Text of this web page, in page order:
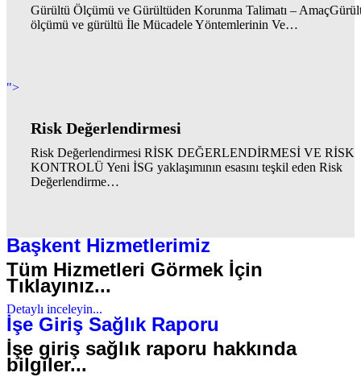
Gürültü Ölçümü ve Gürültüden Korunma Talimatı –
ölçümü ve gürültü İle Mücadele Yöntemlerinin Ve…
">
Risk Değerlendirmesi
Risk Değerlendirmesi RİSK DEĞERLENDİRMESİ VE RİSK
KONTROLÜ Yeni İSG yaklaşımının esasını teşkil eden Risk
Değerlendirme…
Başkent Hizmetlerimiz
Tüm Hizmetleri Görmek İçin
Tıklayınız...
Detaylı inceleyin...
İşe Giriş Sağlık Raporu
İşe giriş sağlık raporu hakkında
bilgiler...